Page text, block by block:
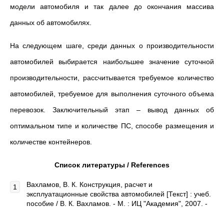
модели автомобиля и так далее до окончания массива
данных об автомобилях.
На следующем шаге, среди данных о производительности
автомобилей выбирается наибольшее значение суточной
производительности, рассчитывается требуемое количество
автомобилей, требуемое для выполнения суточного объема
перевозок. Заключительный этап – вывод данных об
оптимальном типе и количестве ПС, способе размещения и
количестве контейнеров.
Список литературы / References
Вахламов, В. К. Конструкция, расчет и
эксплуатационные свойства автомобилей [Текст] : учеб.
пособие / В. К. Вахламов. - М. : ИЦ "Академия", 2007. -